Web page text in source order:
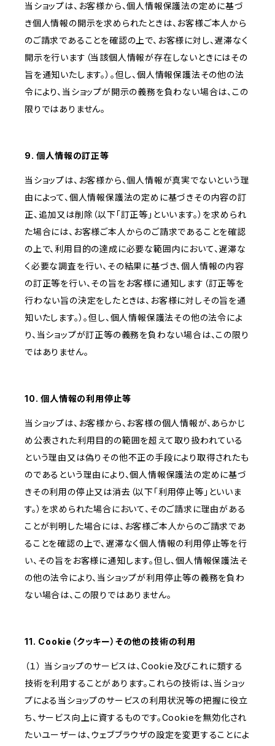
当ショップは、お客様から、個人情報保護法の定めに基づ
き個人情報の開示を求められたときは、お客様ご本人から
のご請求であることを確認の上で、お客様に対し、遅滞なく
開示を行います（当該個人情報が存在しないときにはその
旨を通知いたします。）。但し、個人情報保護法その他の法
令により、当ショップが開示の義務を負わない場合は、この
限りではありません。
9. 個人情報の訂正等
当ショップは、お客様から、個人情報が真実でないという理
由によって、個人情報保護法の定めに基づきその内容の訂
正、追加又は削除（以下「訂正等」といいます。）を求められ
た場合には、お客様ご本人からのご請求であることを確認
の上で、利用目的の達成に必要な範囲内において、遅滞な
く必要な調査を行い、その結果に基づき、個人情報の内容
の訂正等を行い、その旨をお客様に通知します（訂正等を
行わない旨の決定をしたときは、お客様に対しその旨を通
知いたします。）。但し、個人情報保護法その他の法令によ
り、当ショップが訂正等の義務を負わない場合は、この限り
ではありません。
10. 個人情報の利用停止等
当ショップは、お客様から、お客様の個人情報が、あらかじ
め公表された利用目的の範囲を超えて取り扱われている
という理由又は偽りその他不正の手段により取得されたも
のであるという理由により、個人情報保護法の定めに基づ
きその利用の停止又は消去（以下「利用停止等」といいま
す。）を求められた場合において、そのご請求に理由がある
ことが判明した場合には、お客様ご本人からのご請求であ
ることを確認の上で、遅滞なく個人情報の利用停止等を行
い、その旨をお客様に通知します。但し、個人情報保護法そ
の他の法令により、当ショップが利用停止等の義務を負わ
ない場合は、この限りではありません。
11. Cookie（クッキー）その他の技術の利用
（１） 当ショップのサービスは、Cookie及びこれに類する
技術を利用することがあります。これらの技術は、当ショッ
プによる当ショップのサービスの利用状況等の把握に役立
ち、サービス向上に資するものです。Cookieを無効化され
たいユーザーは、ウェブブラウザの設定を変更することによ